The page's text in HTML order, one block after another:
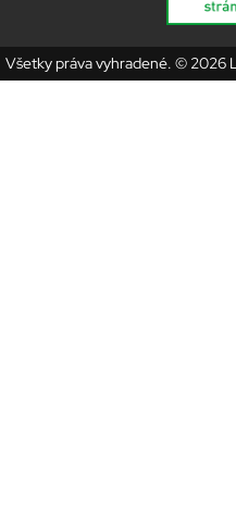
Všetky práva vyhradené. © 2026